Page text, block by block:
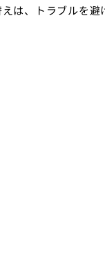
は、トラブルを